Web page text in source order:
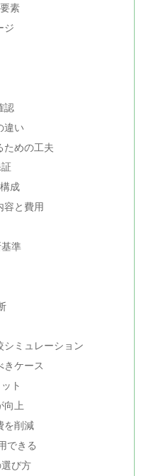
素
ジ
認
違い
ための工夫
成
容と費用
準
シミュレーション
きケース
ト
向上
を削減
できる
び方